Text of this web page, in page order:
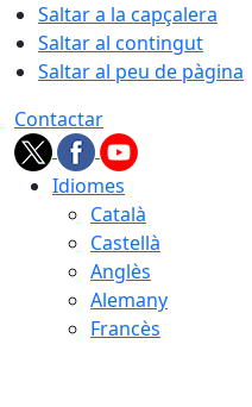
Saltar a la capçalera
Saltar al contingut
Saltar al peu de pàgina
Contactar
Idiomes
Català
Castellà
Anglès
Alemany
Francès